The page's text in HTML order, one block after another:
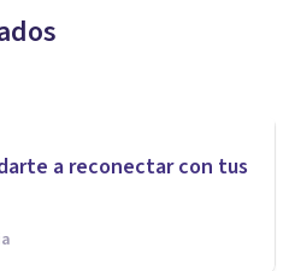
a reconectar con tus